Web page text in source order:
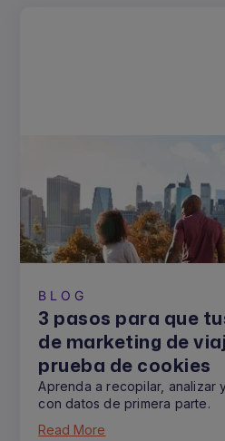
BLOG
3 pasos para que
de marketing de
prueba de cookies
Aprenda a recopilar, analizar
con datos de primera parte.
Read More